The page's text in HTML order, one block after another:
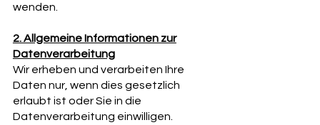
wenden.
2. Allgemeine Informationen zur
Datenverarbeitung
Wir erheben und verarbeiten Ihre
Daten nur, wenn dies gesetzlich
erlaubt ist oder Sie in die
Datenverarbeitung einwilligen.